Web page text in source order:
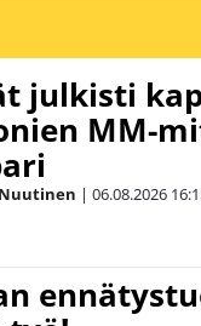
julkisti
MM-
| 06.08.2026